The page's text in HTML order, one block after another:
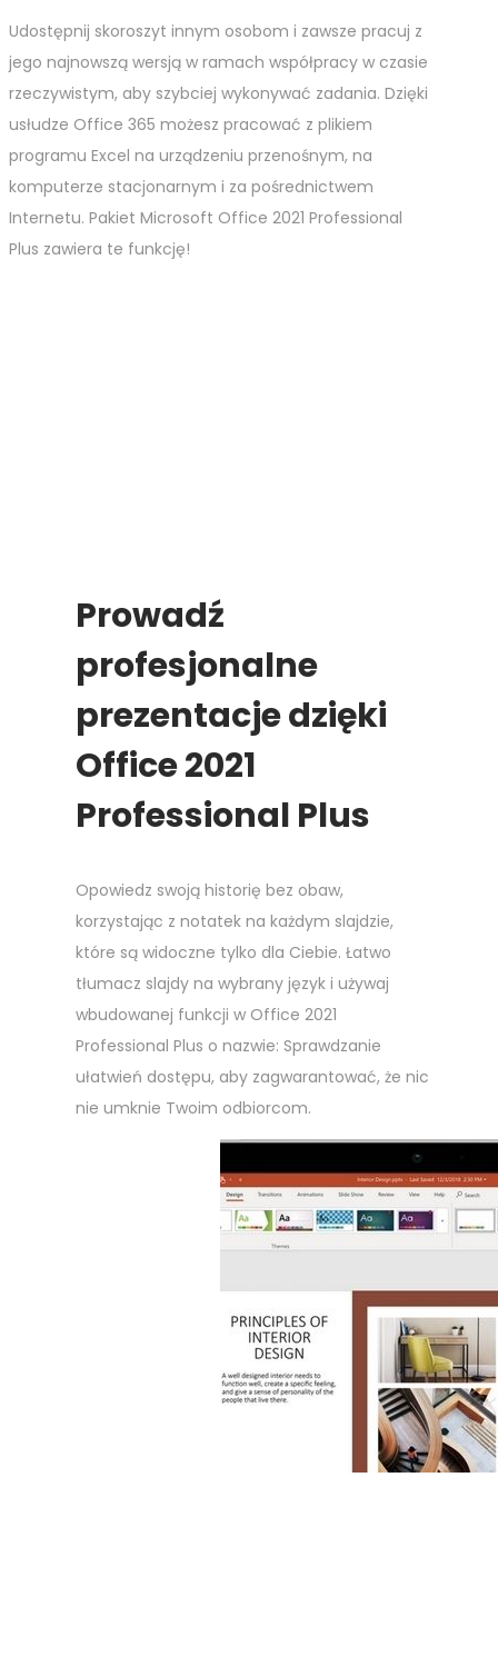
Udostępnij skoroszyt innym osobom i zawsze pracuj z
jego najnowszą wersją w ramach współpracy w czasie
rzeczywistym, aby szybciej wykonywać zadania. Dzięki
usłudze Office 365 możesz pracować z plikiem
programu Excel na urządzeniu przenośnym, na
komputerze stacjonarnym i za pośrednictwem
Internetu. Pakiet Microsoft Office 2021 Professional
Plus zawiera te funkcję!
Prowadź
profesjonalne
prezentacje dzięki
Office 2021
Professional Plus
Opowiedz swoją historię bez obaw,
korzystając z notatek na każdym slajdzie,
które są widoczne tylko dla Ciebie. Łatwo
tłumacz slajdy na wybrany język i używaj
wbudowanej funkcji w Office 2021
Professional Plus o nazwie: Sprawdzanie
ułatwień dostępu, aby zagwarantować, że nic
nie umknie Twoim odbiorcom.